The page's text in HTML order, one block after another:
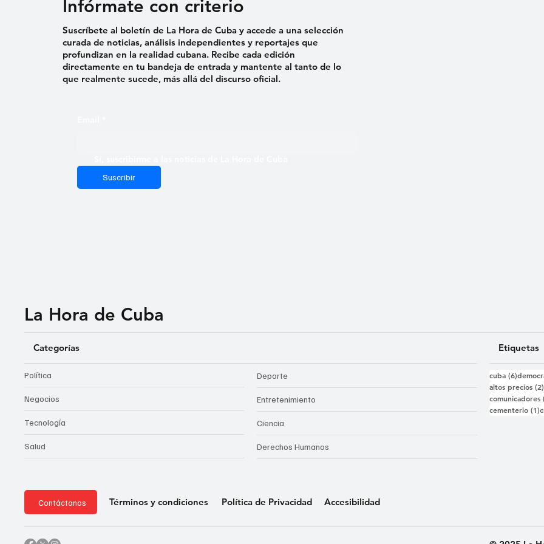
Infórmate con criterio
Suscribir
Suscríbete al boletín de La Hora de Cuba y accede a una selección
curada de noticias, análisis independientes y reportajes que
profundizan en la realidad cubana. Recibe cada edición
directamente en tu bandeja de entrada y mantente al tanto de lo
que realmente sucede, más allá del discurso oficial.
La Hora de Cuba
Categorías
Política
Negocios
Tecnología
Salud
Deporte
Entretenimiento
Ciencia
Derechos Humanos
Etiquetas
cuba (6)6
altos precios (2)
comunicadores
cementerio (1)
Contáctanos Términos y condiciones Política de Privacidad Accesibilidad